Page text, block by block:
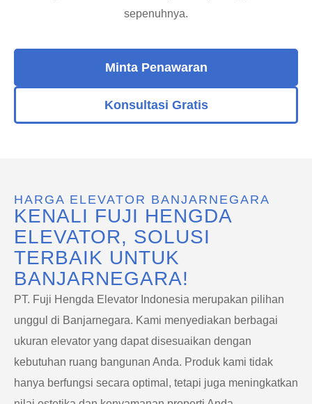
sepenuhnya.
Minta Penawaran
Konsultasi Gratis
HARGA ELEVATOR BANJARNEGARA
KENALI FUJI HENGDA
ELEVATOR, SOLUSI
TERBAIK UNTUK
BANJARNEGARA!
PT. Fuji Hengda Elevator Indonesia merupakan pilihan
unggul di Banjarnegara. Kami menyediakan berbagai
ukuran elevator yang dapat disesuaikan dengan
kebutuhan ruang bangunan Anda. Produk kami tidak
hanya berfungsi secara optimal, tetapi juga meningkatkan